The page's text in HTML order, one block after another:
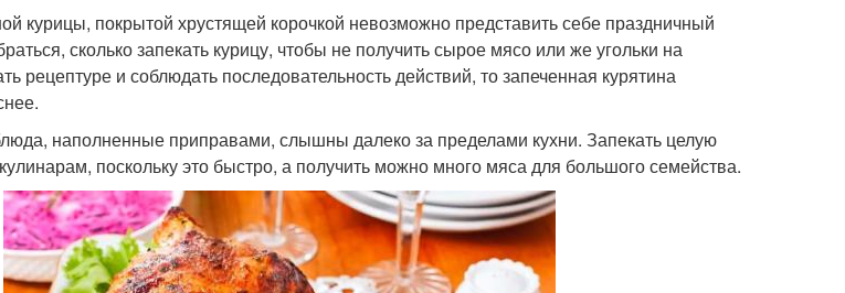
курицы, покрытой хрустящей корочкой невозможно представить себе праздничный
сколько запекать курицу, чтобы не получить сырое мясо или же угольки на
рецептуре и соблюдать последовательность действий, то запеченная курятина
наполненные приправами, слышны далеко за пределами кухни. Запекать целую
поскольку это быстро, а получить можно много мяса для большого семейства.